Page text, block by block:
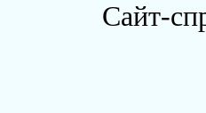
Сайт-